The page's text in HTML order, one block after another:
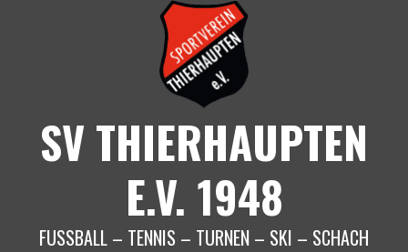
SV THIERHAUPTEN
E.V. 1948
FUSSBALL – TENNIS – TURNEN – SKI – SCHACH